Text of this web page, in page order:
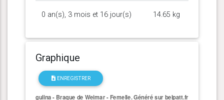
0 an(s), 3 mois et 16 jour(s) 14.65 kg
Graphique
ENREGISTRER